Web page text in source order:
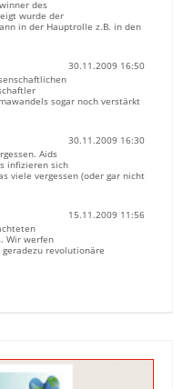
des
wurde der
in der Hauptrolle z.B. in den
30.11.2009 16:50
sogar noch verstärkt
30.11.2009 16:30
Aids
infizieren sich
viele vergessen (oder gar nicht
15.11.2009 11:56
Wir werfen
revolutionäre